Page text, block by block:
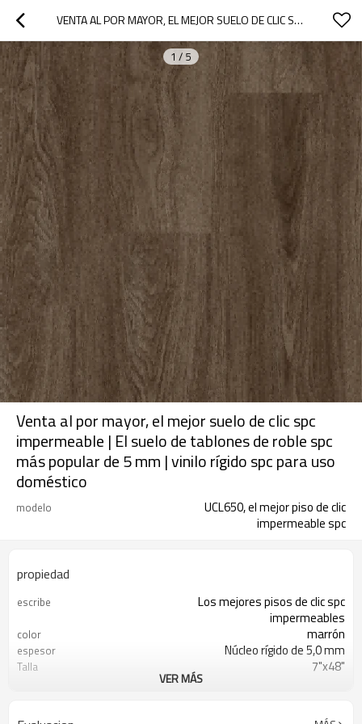
VENTA AL POR MAYOR, EL MEJOR SUELO DE CLIC SPC IMPERMEABLE | EL SUELO DE TABLONES DE ROBLE SPC MÁS POPULAR DE 5 MM | VINILO RÍGIDO SPC PARA USO DOMÉSTICO
1 / 5
Venta al por mayor, el mejor suelo de clic spc
impermeable | El suelo de tablones de roble spc
más popular de 5 mm | vinilo rígido spc para uso
doméstico
modelo
UCL650, el mejor piso de clic
impermeable spc
propiedad
escribe
Los mejores pisos de clic spc
impermeables
color marrón
espesor Núcleo rígido de 5,0 mm
Talla 7"x48"
comercial ligero y residencial
VER MÁS